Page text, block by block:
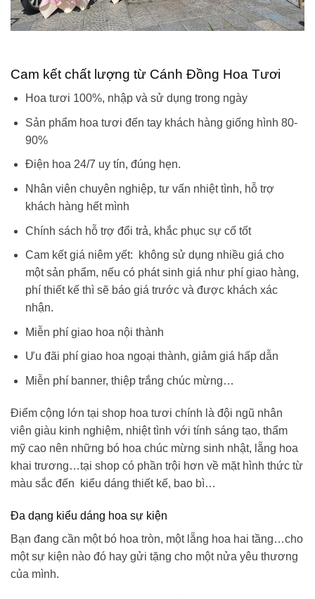
Cam kết chất lượng từ Cánh Đồng Hoa Tươi
Hoa tươi 100%, nhập và sử dụng trong ngày
Sản phẩm hoa tươi đến tay khách hàng giống hình 80-
90%
Điện hoa 24/7 uy tín, đúng hẹn.
Nhân viên chuyên nghiệp, tư vấn nhiệt tình, hỗ trợ
khách hàng hết mình
Chính sách hỗ trợ đổi trả, khắc phục sự cố tốt
Cam kết giá niêm yết: không sử dụng nhiều giá cho
một sản phẩm, nếu có phát sinh giá như phí giao hàng,
phí thiết kế thì sẽ báo giá trước và được khách xác
nhận.
Miễn phí giao hoa nội thành
Ưu đãi phí giao hoa ngoại thành, giảm giá hấp dẫn
Miễn phí banner, thiệp trắng chúc mừng…
Điểm cộng lớn tại shop hoa tươi chính là đội ngũ nhân
viên giàu kinh nghiệm, nhiệt tình với tính sáng tạo, thẩm
mỹ cao nên những bó hoa chúc mừng sinh nhật, lẵng hoa
khai trương…tại shop có phần trội hơn về mặt hình thức từ
màu sắc đến kiểu dáng thiết kế, bao bì…
Đa dạng kiểu dáng hoa sự kiện
Bạn đang cần một bó hoa tròn, một lẵng hoa hai tầng…cho
một sự kiện nào đó hay gửi tặng cho một nửa yêu thương
của mình.